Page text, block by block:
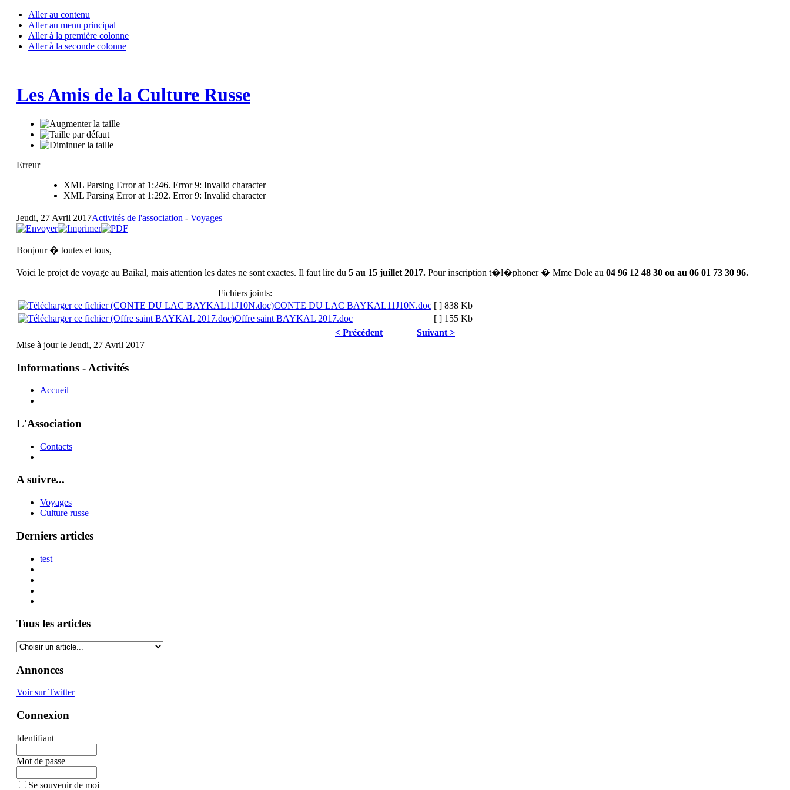
Aller au contenu
Aller au menu principal
Aller à la première colonne
Aller à la seconde colonne
Les Amis de la Culture Russe
Erreur
XML Parsing Error at 1:246. Error 9: Invalid character
XML Parsing Error at 1:292. Error 9: Invalid character
Jeudi, 27 Avril 2017Activités de l'association - Voyages
Bonjour � toutes et tous,
Voici le projet de voyage au Baikal, mais attention les dates ne sont exactes. Il faut lire du 5 au 15 juillet 2017. Pour inscription t�l�phoner � Mme Dole au 04 96 12 48 30 ou au 06 01 73 30 96.
Fichiers joints:
CONTE DU LAC BAYKAL11J10N.doc [ ] 838 Kb
Offre saint BAYKAL 2017.doc
[ ] 155 Kb
< Précédent
Suivant >
Mise à jour le Jeudi, 27 Avril 2017
Informations - Activités
Accueil
L'Association
Contacts
A suivre...
Voyages
Culture russe
Derniers articles
test
Tous les articles
Annonces
Voir sur Twitter
Connexion
Identifiant
Mot de passe
Se souvenir de moi